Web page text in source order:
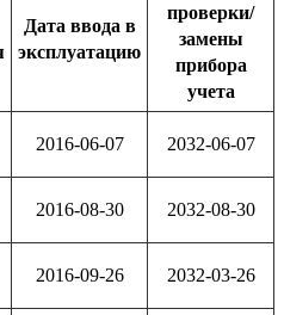
Дата ввода в
эксплуатацию
проверки/
замены
прибора
учета
2016-06-07 2032-06-07
2016-08-30 2032-08-30
2016-09-26 2032-03-26